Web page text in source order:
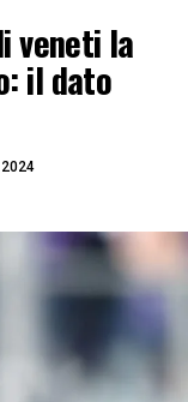
veneti la
il dato